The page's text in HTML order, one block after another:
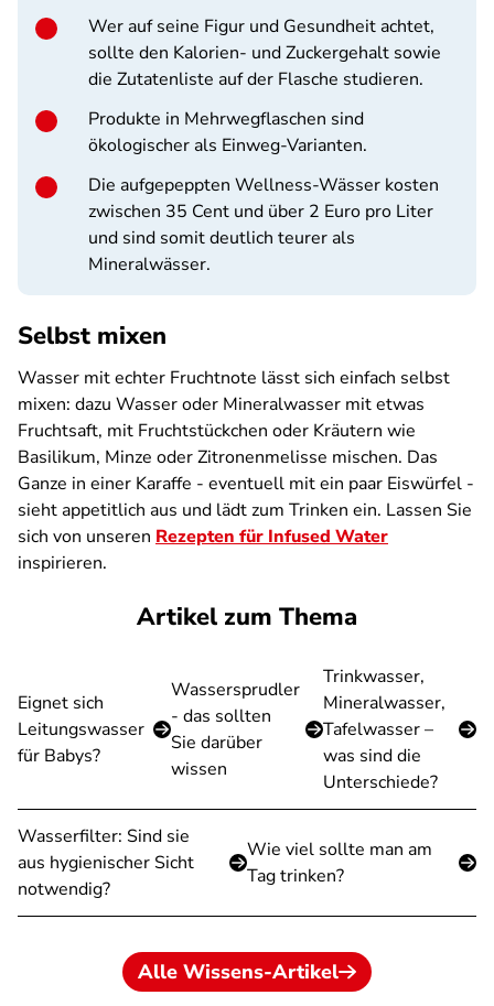
Wer auf seine Figur und Gesundheit achtet,
sollte den Kalorien- und Zuckergehalt sowie
die Zutatenliste auf der Flasche studieren.
Produkte in Mehrwegflaschen sind
ökologischer als Einweg-Varianten.
Die aufgepeppten Wellness-Wässer kosten
zwischen 35 Cent und über 2 Euro pro Liter
und sind somit deutlich teurer als
Mineralwässer.
Selbst mixen
Wasser mit echter Fruchtnote lässt sich einfach selbst
mixen: dazu Wasser oder Mineralwasser mit etwas
Fruchtsaft, mit Fruchtstückchen oder Kräutern wie
Basilikum, Minze oder Zitronenmelisse mischen. Das
Ganze in einer Karaffe - eventuell mit ein paar Eiswürfel -
sieht appetitlich aus und lädt zum Trinken ein. Lassen Sie
sich von unseren Rezepten für Infused Water
inspirieren.
Artikel zum Thema
Eignet sich
Leitungswasser
für Babys?
Wassersprudler
- das sollten
Sie darüber
wissen
Trinkwasser,
Mineralwasser,
Tafelwasser –
was sind die
Unterschiede?
Wasserfilter: Sind sie
aus hygienischer Sicht
notwendig?
Wie viel sollte man am
Tag trinken?
Alle Wissens-Artikel